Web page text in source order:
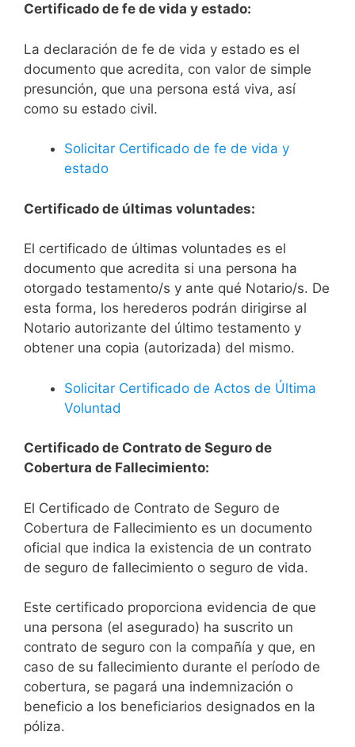
Certificado de fe de vida y estado:
La declaración de fe de vida y estado es el
documento que acredita, con valor de simple
presunción, que una persona está viva, así
como su estado civil.
Solicitar Certificado de fe de vida y
estado
Certificado de últimas voluntades:
El certificado de últimas voluntades es el
documento que acredita si una persona ha
otorgado testamento/s y ante qué Notario/s. De
esta forma, los herederos podrán dirigirse al
Notario autorizante del último testamento y
obtener una copia (autorizada) del mismo.
Solicitar Certificado de Actos de Última
Voluntad
Certificado de Contrato de Seguro de
Cobertura de Fallecimiento:
El Certificado de Contrato de Seguro de
Cobertura de Fallecimiento es un documento
oficial que indica la existencia de un contrato
de seguro de fallecimiento o seguro de vida.
Este certificado proporciona evidencia de que
una persona (el asegurado) ha suscrito un
contrato de seguro con la compañía y que, en
caso de su fallecimiento durante el período de
cobertura, se pagará una indemnización o
beneficio a los beneficiarios designados en la
póliza.